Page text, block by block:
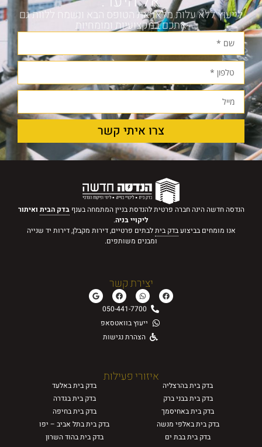
לייעוץ ללא עלות מלאו את הטופס הבא ונשמח ללוות גם
אתכם במקצועיות ומומחיות
צרו איתי קשר
הנדסה חדשה הינה חברה פרטית להנדסת בניין המתמחה בענףבדק הבית ואיתור
ליקויי בניה.
אנו מומחים בביצועבדק ביתלבתים פרטיים, דירות מקבלן, דירות יד שנייה
ומבנים משותפים.
יצירת קשר
050-441-7700
ייעוץ בוואטסאפ
הצהרת נגישות
איזורי פעילות
בדק ביתבהרצליה בדק ביתבאלעד
בדק ביתבבני ברק בדק ביתבגדרה
בדק ביתבאחיסמך בדק ביתבחיפה
בדק ביתבאלפי מנשה בדק ביתבתל אביב – יפו
בדק ביתבבת ים בדק ביתבהוד השרון